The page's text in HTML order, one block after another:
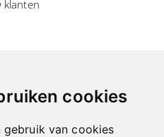
cookies
gebruik van cookies
klanten
Voordelen, toepassingen en